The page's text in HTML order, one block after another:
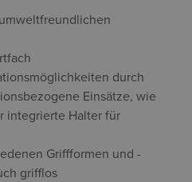
durch
Einsätze, wie
integrierte Halter für
Griffformen und -
grifflos